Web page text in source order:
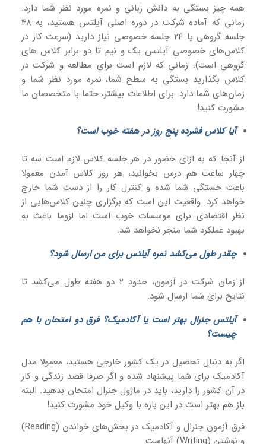
همه چیز بستگی به دانش زبانی و نمره مورد نظر شما دارد.
زمانی که آماده شرکت در دوره اصلی آیلتس هستید، به 48
جلسه گروهی یا 24 جلسه خصوصی نیاز دارید (سرعت کار در
کلاس‌های خصوصی آیلتس یک و نیم تا دو برابر کلاس های
گروهی است). زمانی که لازم است برای مطالعه و شرکت در
کلاس بگذارید بستگی به سطح شما، نمره مورد نظر شما و
زمان‌های شما دارد. برای اطلاعات بیشتر، حتما با متخصصان ما
مشورت کنید!
آیا کلاس فشرده پنج روز در هفته خوب است؟
از آنجا که به ازای حضور در هر جلسه کلاس لازم است سه تا
چهار ساعت هم درس بخوانید، هر روز کلاس آمدن معمولا
باعث خستگی شما شده و کنترل کار را از دست شما خارج
خواهد کرد. واقعیت این است که برگزاری چنین کلاس‌هایی از
نظر اقتصادی برای موسسات خوب است اما لزوما باعث به
بهبود عملکرد شما منجر نخواهد شد.
چقدر طول می‌کشد نمره آیلتس برای من ارسال شود؟
از زمان شرکت در آزمون، حدود 2 دو هفته طول می‌کشد تا
نتایج برای شما ارسال شود.
آیلتس جنرال بهتر است یا آکادمیک؟ فرق دو امتحان با هم
چیست؟
اگر به دنبال تحصیل در یک کشور خارجی هستید، معمولا مدل
آکادمیک برای شما پیشنهاد شده و اگر صرفا قصد زندگی و کار
در آن کشور را دارید، باید در ماژول جنرال امتحان بدهید. البته
باز هم بهتر است در این باره با وکیل خود مشورت کنید!
فرق آزمون جنرال و آکادمیک در بخش‌های خواندن (Reading)
و نوشتن (Writing) آنهاست.